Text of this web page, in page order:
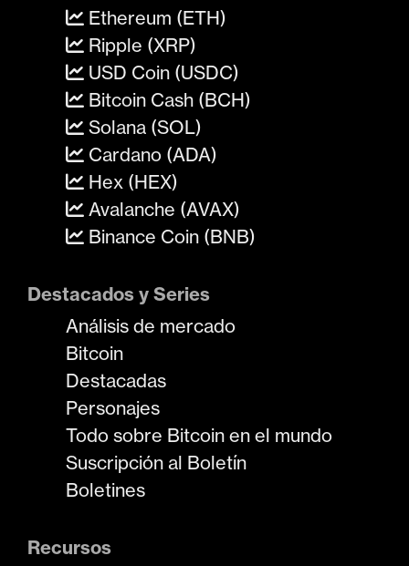
Ethereum (ETH)
Ripple (XRP)
USD Coin (USDC)
Bitcoin Cash (BCH)
Solana (SOL)
Cardano (ADA)
Hex (HEX)
Avalanche (AVAX)
Binance Coin (BNB)
Destacados y Series
Análisis de mercado
Bitcoin
Destacadas
Personajes
Todo sobre Bitcoin en el mundo
Suscripción al Boletín
Boletines
Recursos